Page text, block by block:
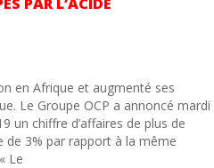
en Afrique et augmenté ses
Le Groupe OCP a annoncé mardi
un chiffre d’affaires de plus de
de 3% par rapport à la même
Le